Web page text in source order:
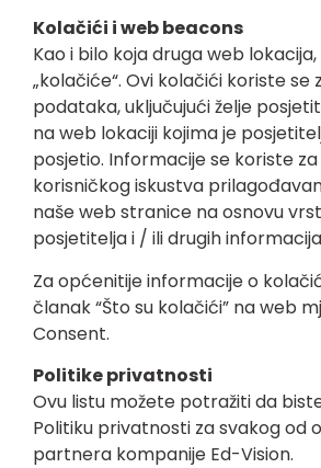
Kolačići i web beacons
Kao i bilo koja druga web
„kolačiće“. Ovi kolačići koriste se
podataka, uključujući želje
na web lokaciji kojima je
posjetio. Informacije se koriste
korisničkog iskustva
naše web stranice na osnovu
posjetitelja i / ili drugih
Za općenitije informacije o
članak “Što su kolačići” na web
Consent.
Politike privatnosti
Ovu listu možete potražiti da
Politiku privatnosti za svakog od
partnera kompanije Ed-Vision.